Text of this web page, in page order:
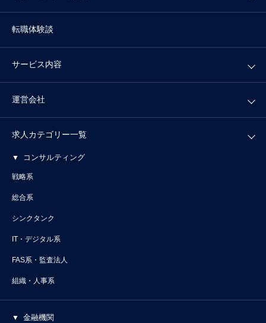
転職体験談
サービス内容
運営会社
求人カテゴリー一覧
コンサルティング
戦略系
総合系
シンクタンク
IT・デジタル系
FAS系・監査法人
組織・人事系
金融機関